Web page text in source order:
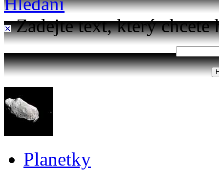
Zadejte text, který chcete
Planetky